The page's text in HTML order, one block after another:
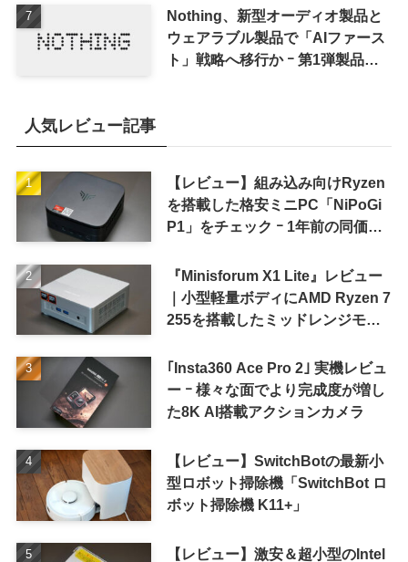
Nothing、新型オーディオ製品と
ウェアラブル製品で「AIファース
ト」戦略へ移行か ｰ 第1弾製品は
人気レビュー記事
【レビュー】組み込み向けRyzen
を搭載した格安ミニPC「NiPoGi
P1」をチェック ｰ 1年前の同価格
『Minisforum X1 Lite』レビュー
｜小型軽量ボディにAMD Ryzen 7
255を搭載したミッドレンジモデ
｢Insta360 Ace Pro 2｣ 実機レビュ
ー ｰ 様々な面でより完成度が増し
た8K AI搭載アクションカメラ
【レビュー】SwitchBotの最新小
型ロボット掃除機「SwitchBot ロ
ボット掃除機 K11+」
【レビュー】激安＆超小型のIntel